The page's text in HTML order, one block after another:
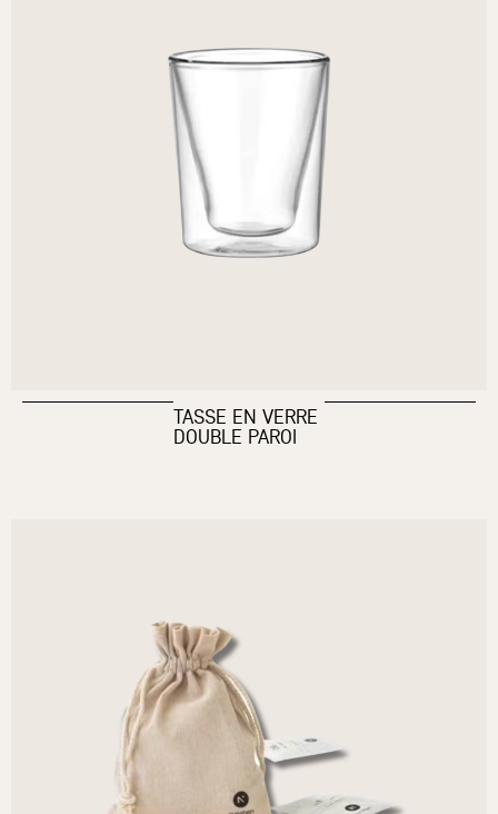
TASSE EN VERRE
DOUBLE PAROI